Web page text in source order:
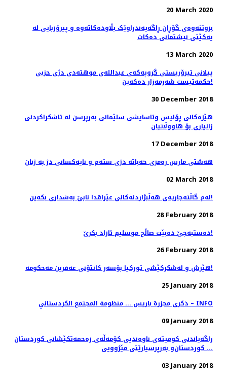
20 March 2020
بزوتنەوەی گۆڕان ڕاگەیەندراوێک بڵاودەکاتەوە و پیرۆزبایی لە
یەکێتی نیشتمانی دەکات
13 March 2020
پیلانی تیرۆریستی گروپەکەی عبداللەی موهتەدی دژی حزبی
حکمەتیست شەرمەزار دەکەین!
30 December 2018
هێزەکانی پۆلیس وئاسایشی سلێمانی بەرپرسن لە ئاشکراکردنی
زانیاری بۆ هاووڵاتیان
17 December 2018
هەشتی مارس رەمزی خەباتە دژی ستەم و نایەکسانی دژ بە ژنان
02 March 2018
لەم گاڵتەجاریەی هەڵبژاردنەکانی عێراقدا نابێ بەشداری بکەین!
28 February 2018
دەستبەجێ دەبێت صاڵح موسلیم ئازاد بکرێ!
26 February 2018
هێرش و لەشکرکێشی تورکیا بۆسەر کانتۆنی عەفرین مەحکومە!
25 January 2018
ذکری مجزرة باريس ... منظومة المجتمع الكردستاني – INFO
09 January 2018
راگەیاندنی كومیتەی ناوەندیی كۆمەڵەی زەحمەتكێشانی كوردستان
... كوردستان‌و بەرپرسیارێتی مێژوویی
03 January 2018